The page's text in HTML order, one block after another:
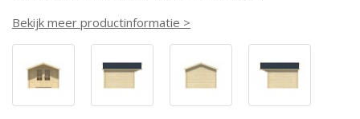
Bekijk meer productinformatie >